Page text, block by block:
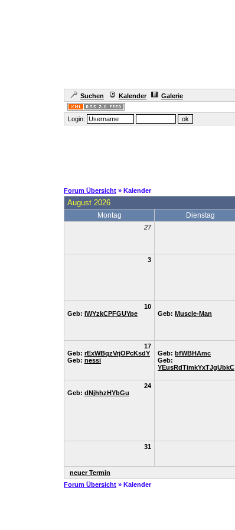
Suchen Kalender Galerie
Login:
Forum Übersicht » Kalender
August 2026
Montag Dienstag
27
3
10
Geb: IWYzkCPFGUYpe
Geb: Muscle-Man
17
Geb: rExWBqzVrjOPcKsdY
Geb: nessi
Geb: bfWBHAmc
Geb:
YEusRdTimkYxTJgUbkC
24
Geb: dNjhhzHYbGu
31
neuer Termin
Forum Übersicht » Kalender